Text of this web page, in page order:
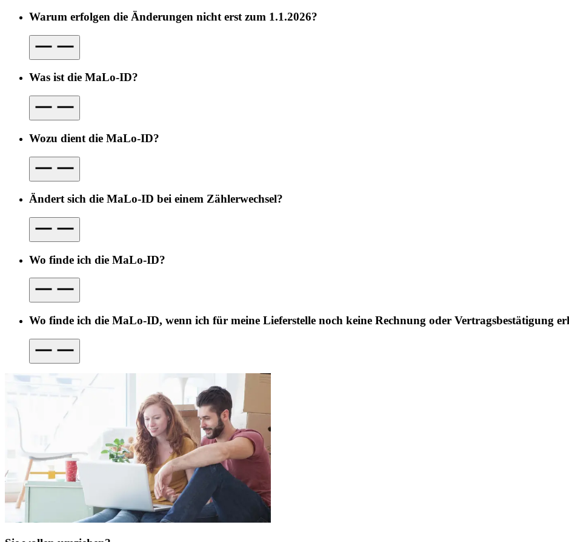
Warum erfolgen die Änderungen nicht erst zum 1.1.2026?
Was ist die MaLo-ID?
Wozu dient die MaLo-ID?
Ändert sich die MaLo-ID bei einem Zählerwechsel?
Wo finde ich die MaLo-ID?
Wo finde ich die MaLo-ID, wenn ich für meine Lieferstelle noch keine Rechnung oder Vertragsbestätigung